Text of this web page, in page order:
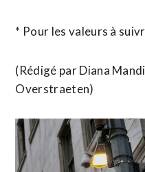
* ​Pour les valeurs à
(Rédigé par Diana
Overstraeten)